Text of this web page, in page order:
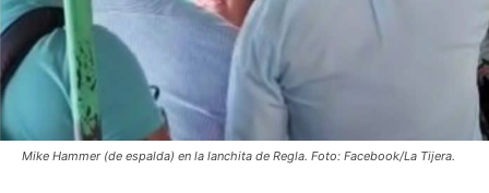
Mike Hammer (de espalda) en la lanchita de Regla. Foto: Facebook/La Tijera.